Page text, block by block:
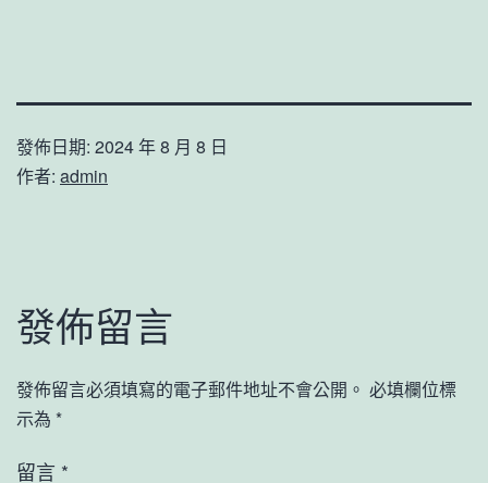
發佈日期: 2024 年 8 月 8 日
作者: admin
發佈留言
發佈留言必須填寫的電子郵件地址不會公開。 必填欄位標
示為 *
留言 *